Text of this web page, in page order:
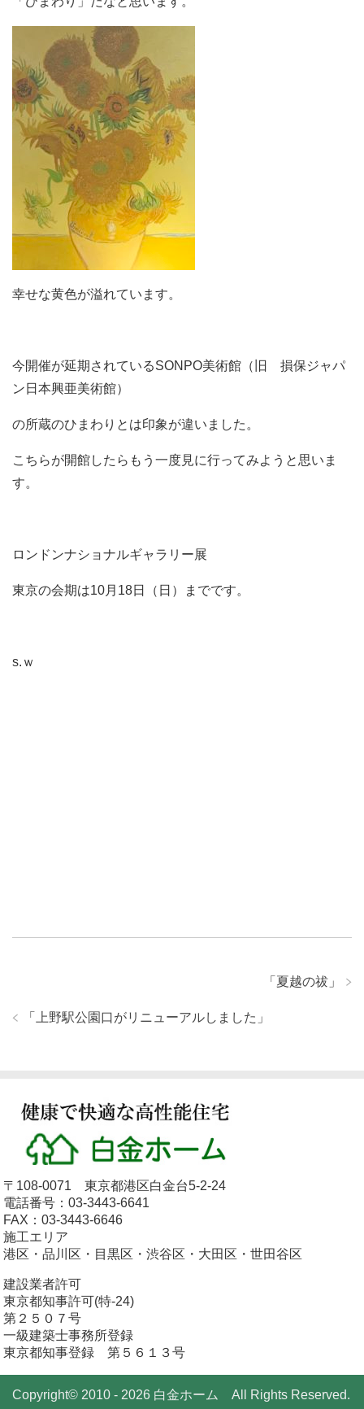
幸せな黄色が溢れています。
今開催が延期されているSONPO美術館（旧 損保ジャパ
ン日本興亜美術館）
の所蔵のひまわりとは印象が違いました。
こちらが開館したらもう一度見に行ってみようと思いま
す。
ロンドンナショナルギャラリー展
東京の会期は10月18日（日）までです。
s.ｗ
「 夏越の祓 」
「 上野駅公園口がリニューアルしました 」
〒108-0071 東京都港区白金台5-2-24
電話番号：03-3443-6641
FAX：03-3443-6646
施工エリア
港区・品川区・目黒区・渋谷区・大田区・世田谷区
建設業者許可
東京都知事許可(特-24)
第２５０７号
一級建築士事務所登録
東京都知事登録 第５６１３号
Copyright© 2010 - 2026 白金ホーム All Rights Reserved.